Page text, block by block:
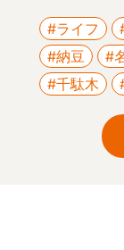
#ライフ
#納豆
#
#千駄木